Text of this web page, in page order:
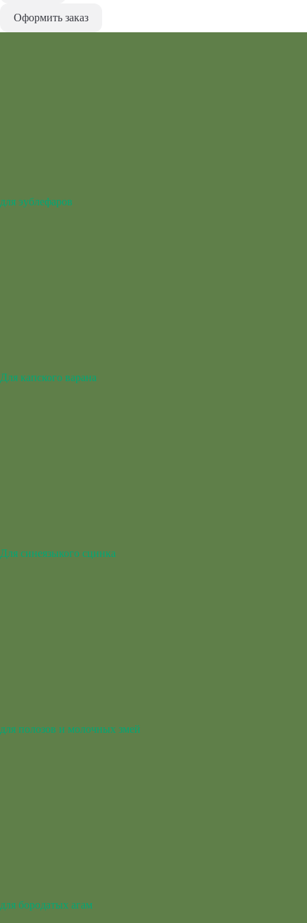
Оформить заказ
для эублефаров
Для капского варана
Для синеязыкого сцинка
для полозов и молочных змей
для бородатых агам